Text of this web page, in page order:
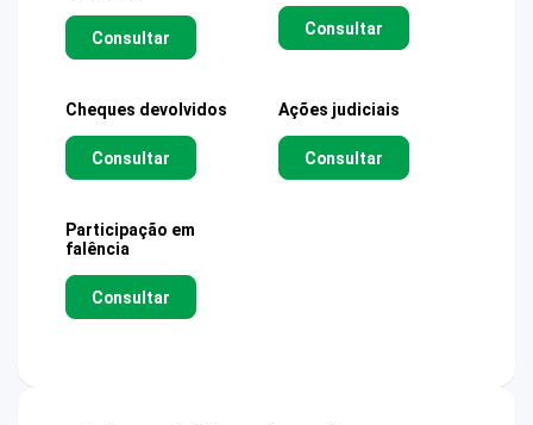
Consultar Consultar
Cheques devolvidos
Consultar
Ações judiciais
Consultar
Participação em
falência
Consultar